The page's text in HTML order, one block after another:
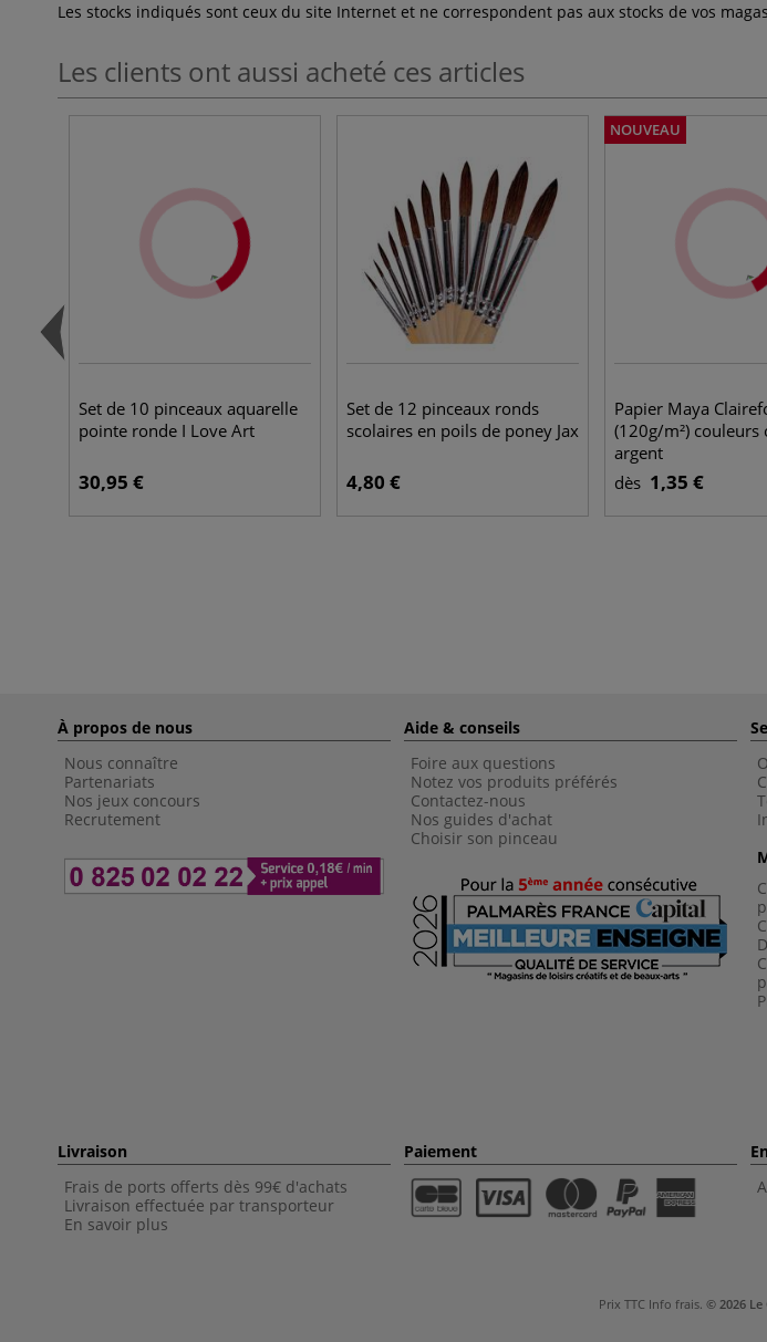
Les stocks indiqués sont ceux du site Internet et ne correspondent pas aux stocks de vos
Les clients ont aussi acheté ces articles
Set de 10 pinceaux aquarelle
pointe ronde I Love Art
30,95 €
Set de 12 pinceaux ronds
scolaires en poils de poney Jax
4,80 €
NOUVEAU
Papier Maya
(120g/m²) couleurs
argent
dès 1,35 €
À propos de nous
Nous connaître
Partenariats
Nos jeux concours
Recrutement
Aide & conseils
Foire aux questions
Notez vos produits préférés
Contactez-nous
Nos guides d'achat
Choisir son pinceau
Livraison
Frais de ports offerts dès 99€ d'achats
Livraison effectuée par transporteur
En savoir plus
Paiement
Prix TTC Info frais. © 2026 Le